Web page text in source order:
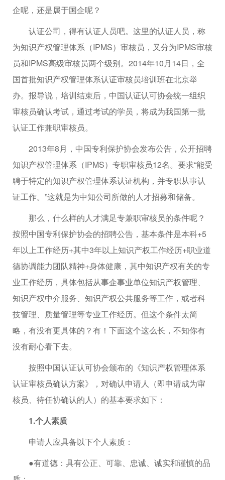
企呢，还是属于国企呢？
认证公司，得有认证人员吧。这里的认证人员，称
为知识产权管理体系（IPMS）审核员，又分为IPMS审核
员和IPMS高级审核员两个级别。2014年10月14日，全
国首批知识产权管理体系认证审核员培训班在北京举
办。报导说，培训结束后，中国认证认可协会统一组织
审核员确认考试，通过考试的学员，将成为我国第一批
认证工作兼职审核员。
2013年8月，中国专利保护协会发布公告，公开招聘
知识产权管理体系（IPMS）专职审核员12名。要求“能受
聘于特定的知识产权管理体系认证机构，并专职从事认
证工作。”这就是为中知公司所做的人才招募和储备。
那么，什么样的人才满足专兼职审核员的条件呢？
按照中国专利保护协会的招聘公告，基本条件是本科+5
年以上工作经历+其中3年以上知识产权工作经历+职业道
德协调能力团队精神+身体健康，其中知识产权有关的专
业工作经历，具体包括从事企事业单位知识产权管理、
知识产权中介服务、知识产权公共服务等工作，或者科
技管理、质量管理等专业工作经历。但这个条件太简
略，有没有更具体的？有！下面这个这么长，不知你有
没有耐心看下去。
按照中国认证认可协会颁布的《知识产权管理体系
认证审核员确认方案》，对确认申请人（即申请成为审
核员、待任协确认的人）的基本要求如下：
1.个人素质
申请人应具备以下个人素质：
●有道德：具有公正、可靠、忠诚、诚实和谨慎的品